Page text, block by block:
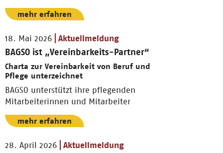
mehr erfahren
18. Mai 2026 Aktuellmeldung
BAGSO ist „Vereinbarkeits-Partner“
Charta zur Vereinbarkeit von Beruf und
Pflege unterzeichnet
BAGSO unterstützt ihre pflegenden
Mitarbeiterinnen und Mitarbeiter
mehr erfahren
28. April 2026 Aktuellmeldung